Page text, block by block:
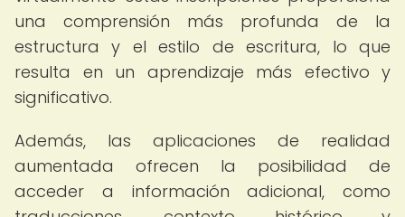
una comprensión más profunda de la
estructura y el estilo de escritura, lo que
resulta en un aprendizaje más efectivo y
significativo.
Además, las aplicaciones de realidad
aumentada ofrecen la posibilidad de
acceder a información adicional, como